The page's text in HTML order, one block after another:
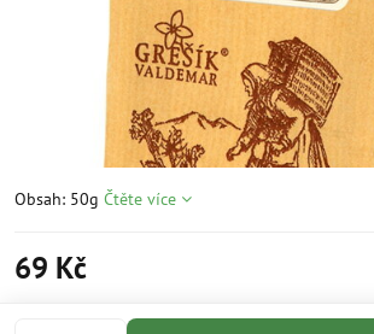
Obsah: 50g Čtěte více
69 Kč